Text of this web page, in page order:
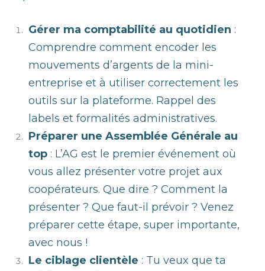
Gérer ma comptabilité au quotidien :
Comprendre comment encoder les
mouvements d’argents de la mini-
entreprise et à utiliser correctement les
outils sur la plateforme. Rappel des
labels et formalités administratives.
Préparer une Assemblée Générale au
top : L’AG est le premier événement où
vous allez présenter votre projet aux
coopérateurs. Que dire ? Comment la
présenter ? Que faut-il prévoir ? Venez
préparer cette étape, super importante,
avec nous !
Le ciblage clientèle : Tu veux que ta